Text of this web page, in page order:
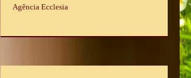
Agência Ecclesia